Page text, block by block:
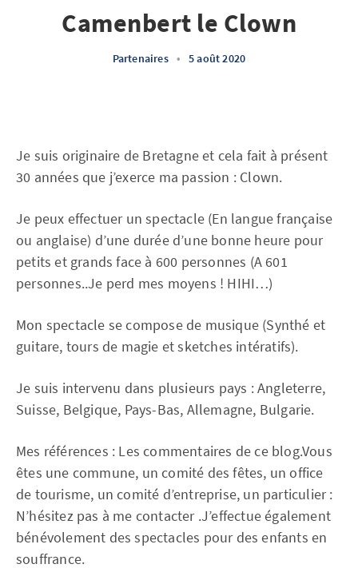
Camenbert le Clown
Partenaires • 5 août 2020
Je suis originaire de Bretagne et cela fait à présent
30 années que j’exerce ma passion : Clown.
Je peux effectuer un spectacle (En langue française
ou anglaise) d’une durée d’une bonne heure pour
petits et grands face à 600 personnes (A 601
personnes..Je perd mes moyens ! HIHI…)
Mon spectacle se compose de musique (Synthé et
guitare, tours de magie et sketches intératifs).
Je suis intervenu dans plusieurs pays : Angleterre,
Suisse, Belgique, Pays-Bas, Allemagne, Bulgarie.
Mes références : Les commentaires de ce blog.Vous
êtes une commune, un comité des fêtes, un office
de tourisme, un comité d’entreprise, un particulier :
N’hésitez pas à me contacter .J’effectue également
bénévolement des spectacles pour des enfants en
souffrance.